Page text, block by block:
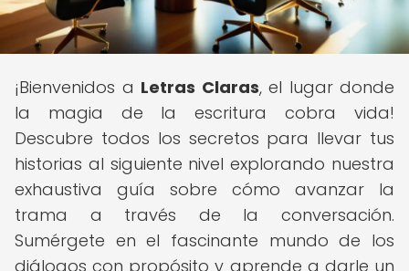
¡Bienvenidos a Letras Claras, el lugar donde
la magia de la escritura cobra vida!
Descubre todos los secretos para llevar tus
historias al siguiente nivel explorando nuestra
exhaustiva guía sobre cómo avanzar la
trama a través de la conversación.
Sumérgete en el fascinante mundo de los
diálogos con propósito y aprende a darle un